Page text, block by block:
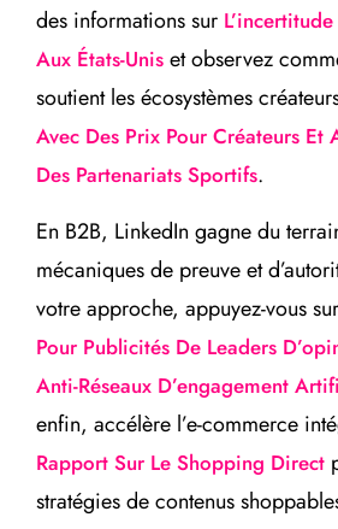
des informations sur
Aux États-Unis et observez
soutient les écosystèmes
Avec Des Prix Pour Créateurs Et
Des Partenariats Sportifs.
En B2B, LinkedIn gagne du
mécaniques de preuve et
votre approche, appuyez-vous sur
Pour Publicités De Leaders
Anti-Réseaux D’engagement
enfin, accélère l’e-commerce
Rapport Sur Le Shopping Direct
stratégies de contenus